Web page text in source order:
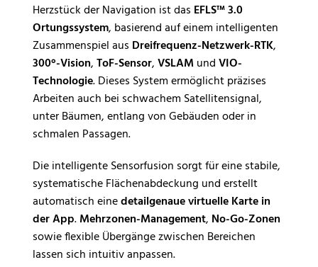
Herzstück der Navigation ist das EFLS™ 3.0
Ortungssystem, basierend auf einem intelligenten
Zusammenspiel aus Dreifrequenz-Netzwerk-RTK,
300°-Vision,ToF-Sensor,VSLAMundVIO-
Technologie. Dieses System ermöglicht präzises
Arbeiten auch bei schwachem Satellitensignal,
unter Bäumen, entlang von Gebäuden oder in
schmalen Passagen.
Die intelligente Sensorfusion sorgt für eine stabile,
systematische Flächenabdeckung und erstellt
automatisch einedetailgenaue virtuelle Karte in
der App.Mehrzonen-Management, No-Go-Zonen
sowie flexible Übergänge zwischen Bereichen
lassen sich intuitiv anpassen.